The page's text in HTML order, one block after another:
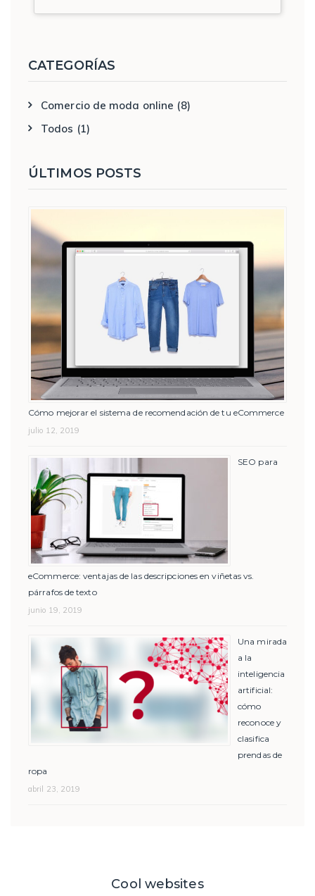
CATEGORÍAS
Comercio de moda online (8)
Todos (1)
ÚLTIMOS POSTS
Cómo mejorar el sistema de recomendación de tu eCommerce
julio 12, 2019
SEO para
eCommerce: ventajas de las descripciones en viñetas vs.
párrafos de texto
junio 19, 2019
Una mirada
a la
inteligencia
artificial:
cómo
reconoce y
clasifica
prendas de
ropa
abril 23, 2019
Cool websites